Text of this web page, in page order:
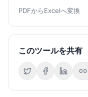
PDFからExcelへ変換
このツールを共有